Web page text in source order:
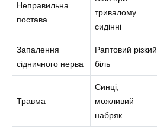
Неправильна
постава
тривалому
сидінні
Запалення
сідничного нерва
Раптовий різкий
біль
Травма
Синці,
можливий
набряк